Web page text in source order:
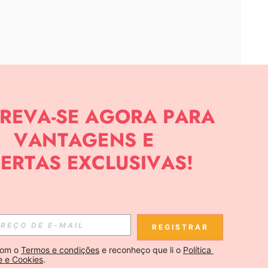
APP
SOBRE SHEIN.
REGISTRAR
o Termos e condições e reconheço que li o Política
e Cookies.